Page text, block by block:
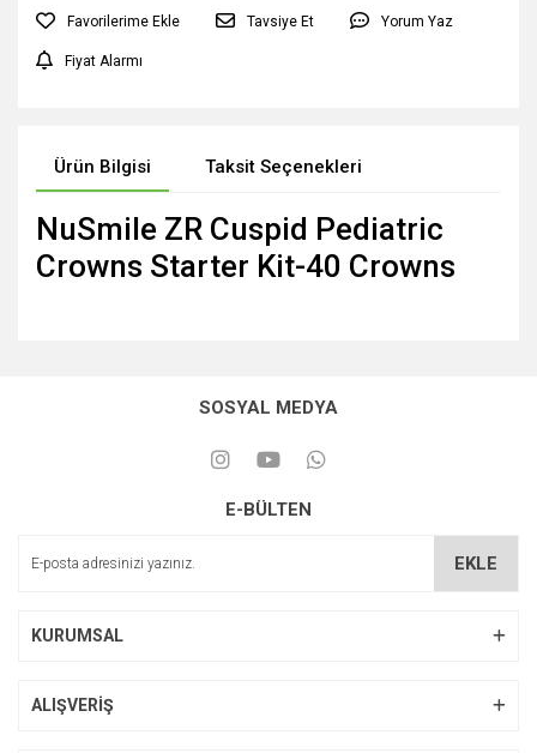
Tavsiye Et Yorum Yaz
Fiyat Alarmı
Ürün Bilgisi Taksit Seçenekleri
NuSmile ZR Cuspid Pediatric
Crowns Starter Kit-40 Crowns
SOSYAL MEDYA
E-BÜLTEN
EKLE
KURUMSAL
ALIŞVERİŞ